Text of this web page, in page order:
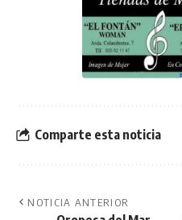
Comparte esta noticia
NOTICIA ANTERIOR